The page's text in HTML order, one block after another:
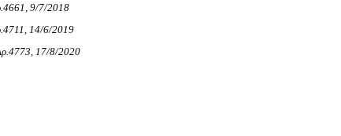
9/7/2018
14/6/2019
17/8/2020